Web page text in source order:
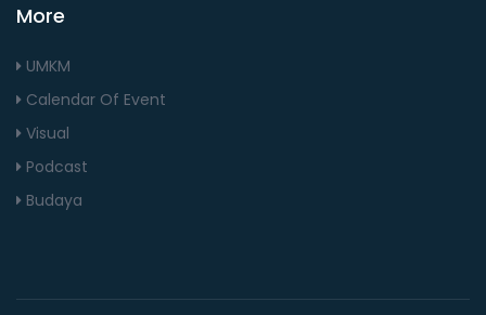
More
UMKM
Calendar Of Event
Visual
Podcast
Budaya